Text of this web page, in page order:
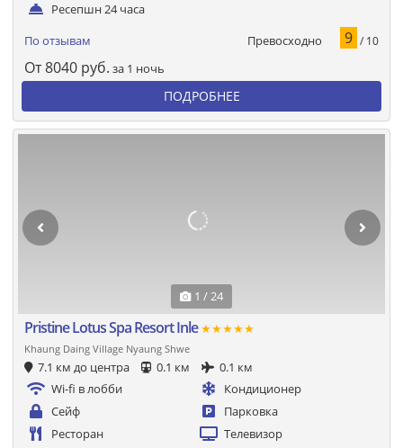
Ресепшн 24 часа
По отзывам Превосходно 9 / 10
От8040 руб. за 1 ночь
ПОДРОБНЕЕ
1 / 24
Pristine Lotus Spa Resort Inle★★★★★
Khaung Daing Village Nyaung Shwe
7.1 км до центра 0.1 км
0.1 км
Wi-fi в лобби
Кондиционер
Сейф
Парковка
Ресторан
Телевизор